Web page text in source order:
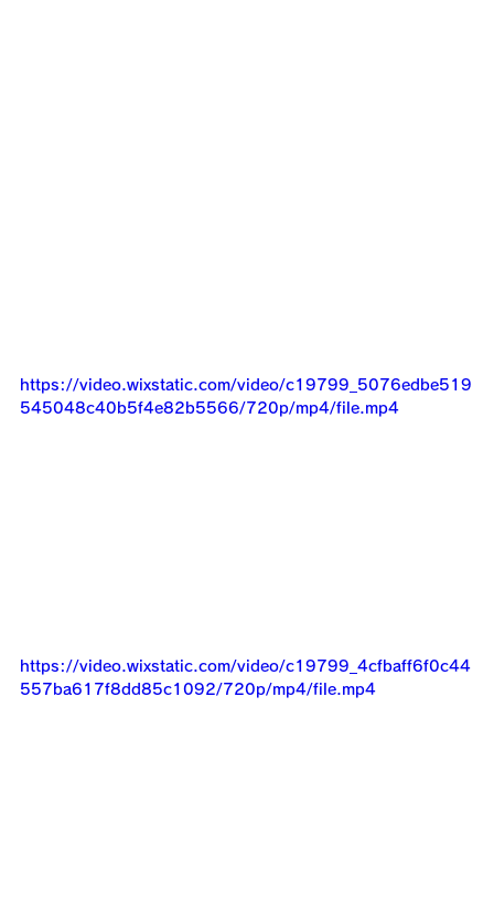
https://video.wixstatic.com/video/c19799_5076edbe519
545048c40b5f4e82b5566/720p/mp4/file.mp4
https://video.wixstatic.com/video/c19799_4cfbaff6f0c44
557ba617f8dd85c1092/720p/mp4/file.mp4